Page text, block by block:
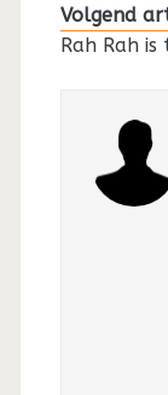
Volgend
Rah Rah is